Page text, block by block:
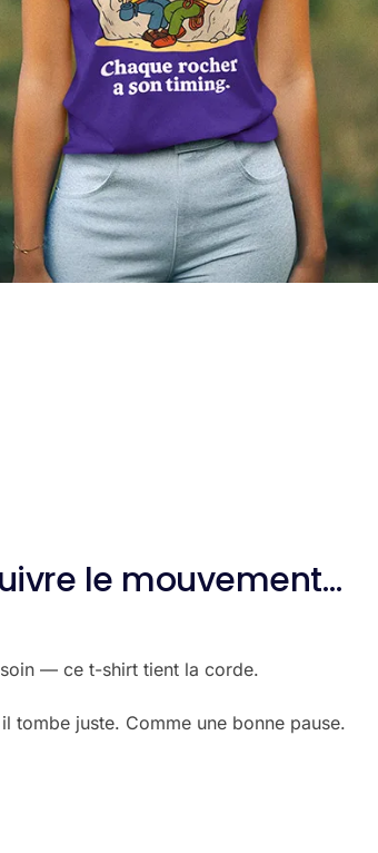
le mouvement…
— ce t-shirt tient la corde.
tombe juste. Comme une bonne pause.